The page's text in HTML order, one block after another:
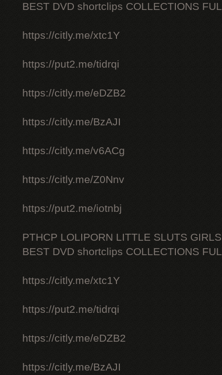
BEST DVD shortclips COLLECTIONS
https://citly.me/xtc1Y
https://put2.me/tidrqi
https://citly.me/eDZB2
https://citly.me/BzAJI
https://citly.me/v6ACg
https://citly.me/Z0Nnv
https://put2.me/iotnbj
PTHCP LOLIPORN LITTLE SLUTS
BEST DVD shortclips COLLECTIONS
https://citly.me/xtc1Y
https://put2.me/tidrqi
https://citly.me/eDZB2
https://citly.me/BzAJI